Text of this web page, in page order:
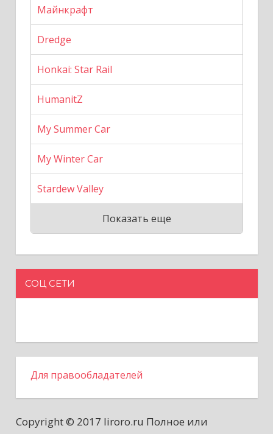
Майнкрафт
Dredge
Honkai: Star Rail
HumanitZ
My Summer Car
My Winter Car
Stardew Valley
Показать еще
СОЦ СЕТИ
Для правообладателей
Copyright © 2017 liroro.ru Полное или